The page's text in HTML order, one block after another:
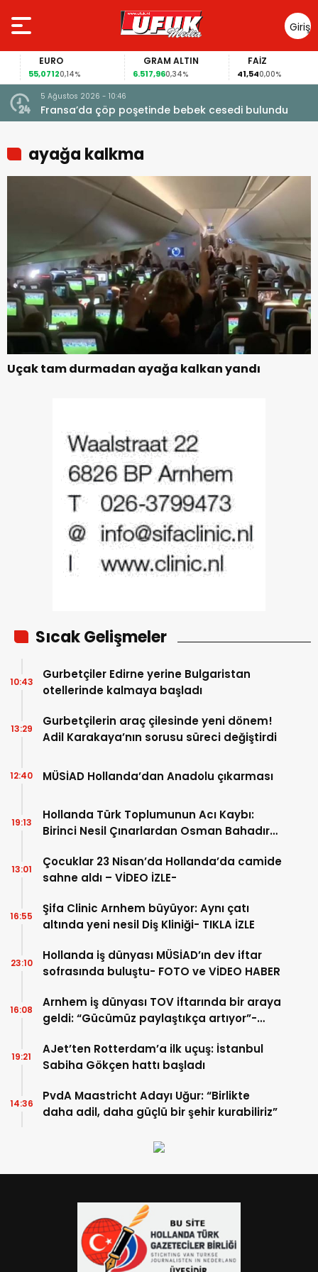
Giriş
Yap
EURO
55,07120,14%
GRAM ALTIN
6.517,960,34%
FAİZ
41,540,00%
5 Ağustos 2026 - 10:46
Fransa’da çöp poşetinde bebek cesedi bulundu
ayağa kalkma
Uçak tam durmadan ayağa kalkan yandı
Sıcak Gelişmeler
Gurbetçiler Edirne yerine Bulgaristan
otellerinde kalmaya başladı
10:43
Gurbetçilerin araç çilesinde yeni dönem!
Adil Karakaya’nın sorusu süreci değiştirdi
13:29
MÜSİAD Hollanda’dan Anadolu çıkarması
12:40
Hollanda Türk Toplumunun Acı Kaybı:
Birinci Nesil Çınarlardan Osman Bahadır
19:13
Çocuklar 23 Nisan’da Hollanda’da camide
sahne aldı – VİDEO İZLE-
13:01
Şifa Clinic Arnhem büyüyor: Aynı çatı
altında yeni nesil Diş Kliniği- TIKLA İZLE
16:55
Hollanda iş dünyası MÜSİAD’ın dev iftar
sofrasında buluştu- FOTO ve VİDEO HABER
23:10
Arnhem iş dünyası TOV iftarında bir araya
geldi: “Gücümüz paylaştıkça artıyor”-
16:08
AJet’ten Rotterdam’a ilk uçuş: İstanbul
Sabiha Gökçen hattı başladı
19:21
PvdA Maastricht Adayı Uğur: “Birlikte
daha adil, daha güçlü bir şehir kurabiliriz”
14:36